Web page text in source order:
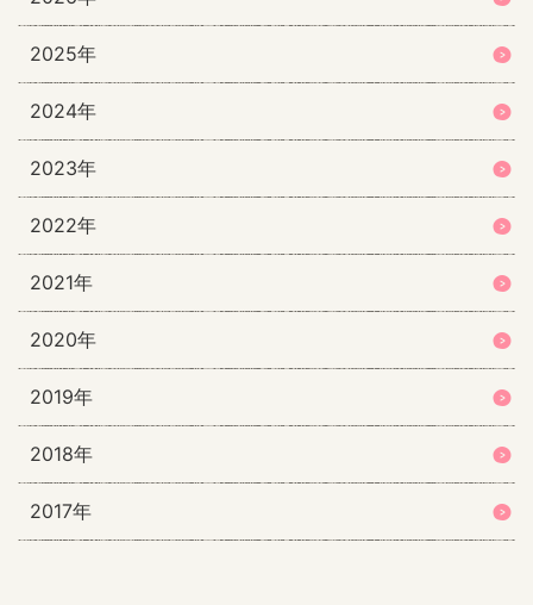
2025年
2024年
2023年
2022年
2021年
2020年
2019年
2018年
2017年